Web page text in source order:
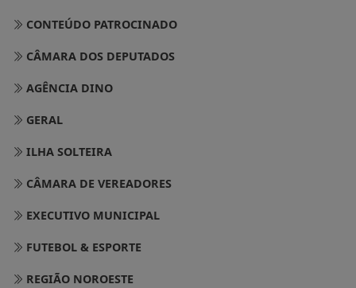
CONTEÚDO PATROCINADO
CÂMARA DOS DEPUTADOS
AGÊNCIA DINO
GERAL
ILHA SOLTEIRA
CÂMARA DE VEREADORES
EXECUTIVO MUNICIPAL
FUTEBOL & ESPORTE
REGIÃO NOROESTE